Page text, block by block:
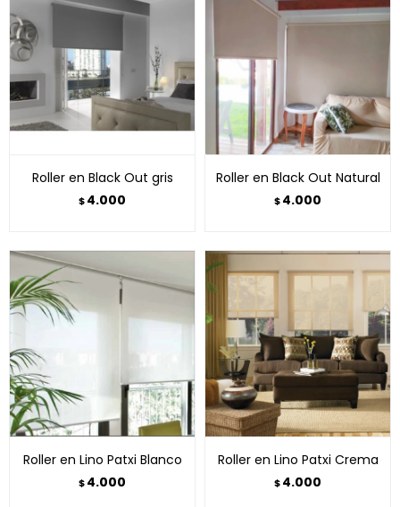
Roller en Black Out gris
$4.000
Roller en Black Out Natural
$4.000
Roller en Lino Patxi Blanco
$4.000
Roller en Lino Patxi Crema
$4.000